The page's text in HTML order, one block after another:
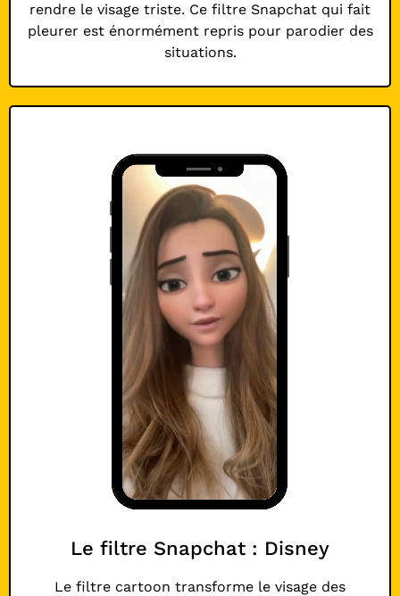
rendre le visage triste. Ce filtre Snapchat qui fait
pleurer est énormément repris pour parodier des
situations.
Le filtre Snapchat : Disney
Le filtre cartoon transforme le visage des